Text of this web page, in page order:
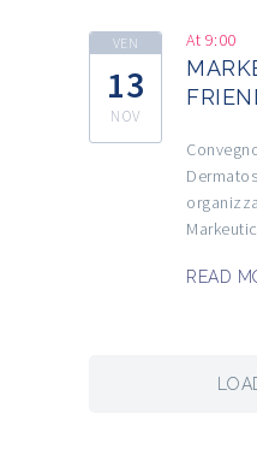
VEN
13
NOV
At 9:00
READ